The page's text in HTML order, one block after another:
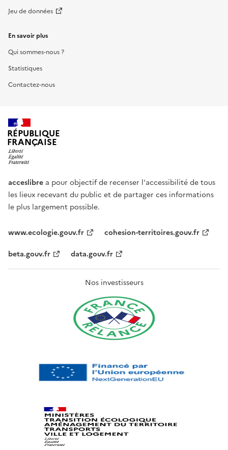
Jeu de données
En savoir plus
Qui sommes-nous ?
Statistiques
Contactez-nous
RÉPUBLIQUE
FRANÇAISE
acceslibre a pour objectif de recenser l'accessibilité de tous
les lieux recevant du public et de partager ces informations
le plus largement possible.
www.ecologie.gouv.fr
cohesion-territoires.gouv.fr
beta.gouv.fr
data.gouv.fr
Nos investisseurs